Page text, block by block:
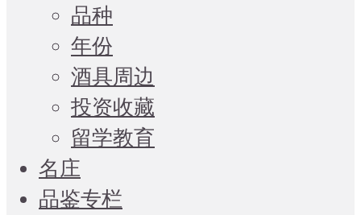
品种
年份
酒具周边
投资收藏
留学教育
名庄
品鉴专栏